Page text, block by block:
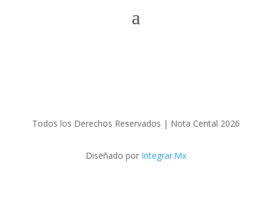
Todos los Derechos Reservados | Nota Cental 2026
Diseñado por Integrar.Mx